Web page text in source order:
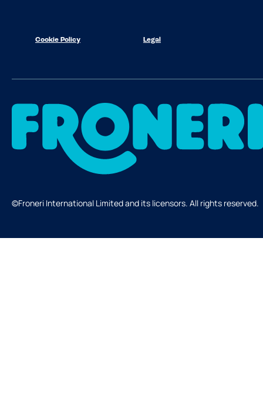
Cookie Policy Legal
©Froneri International Limited and its licensors. All rights reserved.